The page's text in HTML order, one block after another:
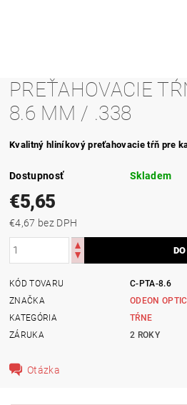
PREŤAHOVACIE
8.6 MM / .338
Kvalitný hliníkový preťahovacie tŕň pre
Dostupnosť Skladem
€5,65
€4,67 bez DPH
KÓD TOVARU
C-PTA-8.6
ZNAČKA
ODEON
KATEGÓRIA
TŔNE
ZÁRUKA
2 ROKY
Otázka